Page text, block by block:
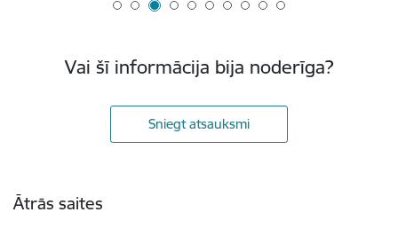
Vai šī informācija bija noderīga?
Sniegt atsauksmi
Ātrās saites